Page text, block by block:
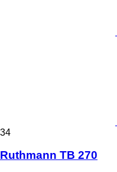
34
Ruthmann TB 270